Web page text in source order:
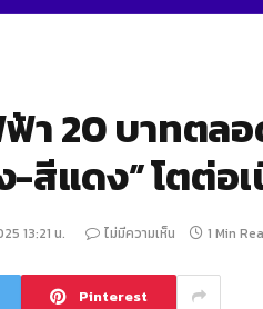
ฟ้า 20 บาทต
-สีแดง” โตต่อ
13:21 น. ไม่มีความเห็น 1 Min
Pinterest